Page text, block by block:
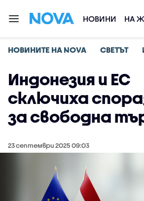
НОВИНИ НА
НОВИНИТЕ НА NOVA СВЕТЪТ
Индонезия и ЕС
сключиха
за свободна
23 септември 2025 09:03